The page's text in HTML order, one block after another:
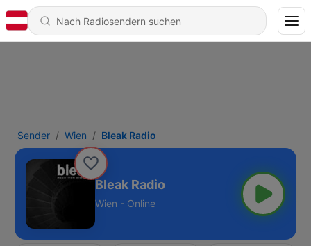
Sender Wien Bleak Radio
Bleak Radio
Wien - Online